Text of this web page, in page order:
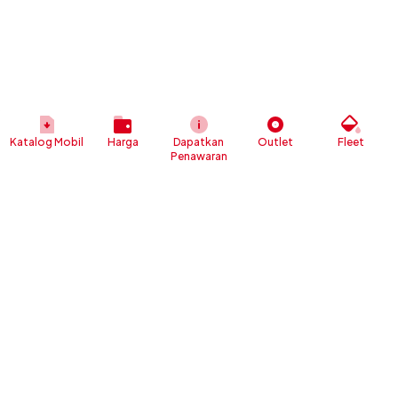
Katalog Mobil Harga
Dapatkan
Penawaran
Outlet Fleet